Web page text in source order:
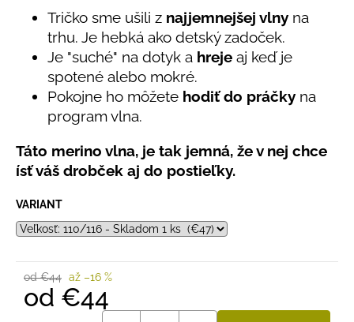
hviezdičiek.Tričko sme ušili z najjemnejšej vlny na
trhu. Je hebká ako detský zadoček.
Je "suché" na dotyk a hreje aj keď je
spotené alebo mokré.
Pokojne ho môžete hodiť do práčky na
program vlna.
Táto merino vlna, je tak jemná, že v nej chce
ísť váš drobček aj do postieľky.
VARIANT
od €44 až –16 %
od €44
TRIKO
NÁMORNÍCKE
PRUHY
€18